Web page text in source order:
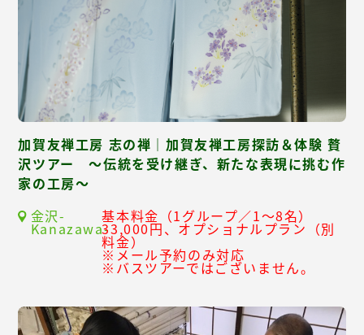
加賀友禅工房 志の禅｜加賀友禅工房探訪＆体験 贅
沢ツアー ～伝統を受け継ぎ、新たな表現に挑む作
家の工房～
金沢-
Kanazawa-
基本料金（1グループ／1～8名）
33,000円、オプショナルプラン（別
料金）
※メール予約のみ対応
※バスツアーではございません。